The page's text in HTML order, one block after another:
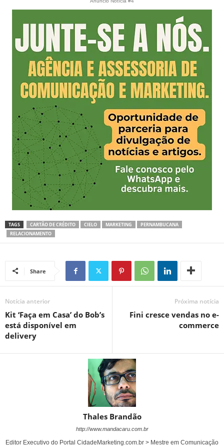
TAGS CARTÃO DE CRÉDITO CIELO MARKETING
PERNAMBUCANA
RELACIONAMENTO
Share
Notícia anterior
Kit ‘Faça em Casa’ do Bob’s
está disponível em
delivery
Próxima notícia
Fini cresce vendas no e-
commerce
Thales Brandão
http://www.mandacaru.com.br
Editor Executivo do Portal CidadeMarketing.com.br > Mestre em Comunicação